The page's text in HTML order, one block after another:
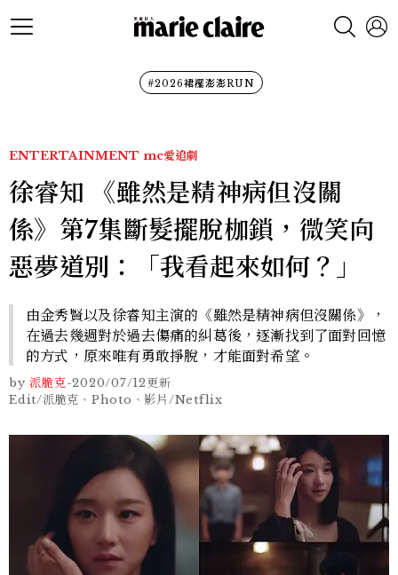
#2026裙襬澎澎RUN
ENTERTAINMENT mc愛追劇
徐睿知 《雖然是精神病但沒關
係》第7集斷髮擺脫枷鎖，微笑向
惡夢道別：「我看起來如何？」
由金秀賢以及徐睿知主演的《雖然是精神病但沒關係》，
在過去幾週對於過去傷痛的糾葛後，逐漸找到了面對回憶
的方式，原來唯有勇敢掙脫，才能面對希望。
by 派脆克-2020/07/12更新
Edit/派脆克、Photo、影片/Netflix